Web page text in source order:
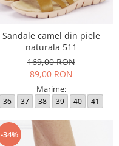
Sandale camel din piele
naturala 511
169,00 RON
89,00 RON
Marime:
36 37 38 39 40 41
-34%